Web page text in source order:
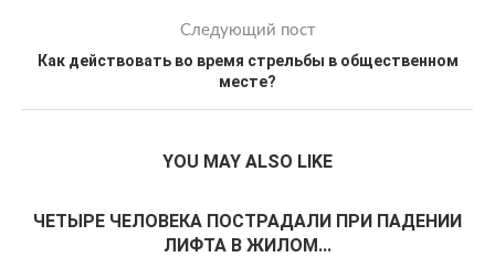
Следующий пост
Как действовать во время стрельбы в общественном
месте?
YOU MAY ALSO LIKE
ЧЕТЫРЕ ЧЕЛОВЕКА ПОСТРАДАЛИ ПРИ ПАДЕНИИ
ЛИФТА В ЖИЛОМ...